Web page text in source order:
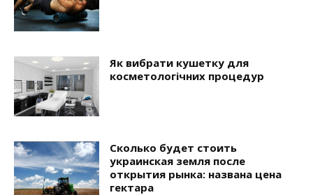
Як вибрати кушетку для
косметологічних процедур
Сколько будет стоить
украинская земля после
открытия рынка: названа цена
гектара